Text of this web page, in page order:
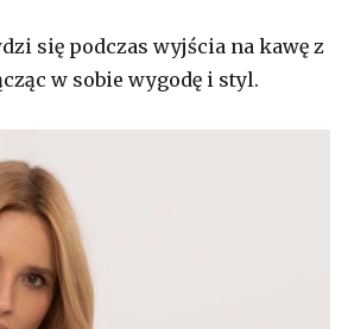
się podczas wyjścia na kawę z
w sobie wygodę i styl.